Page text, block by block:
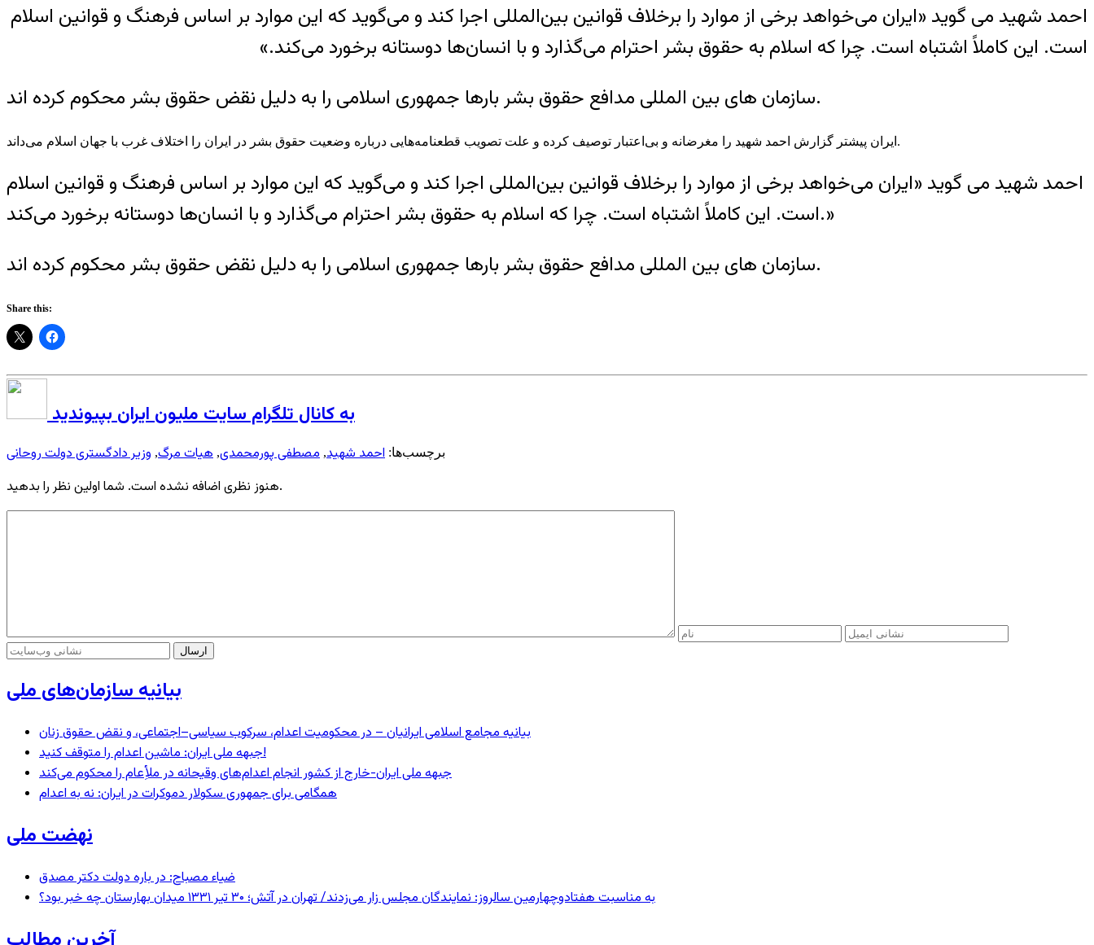
احمد شهید می گوید «ایران می‌خواهد برخی از موارد را برخلاف قوانین بین‌المللی اجرا کند و می‌گوید که این موارد بر اساس فرهنگ و قوانین اسلام
است. این کاملاً اشتباه است. چرا که اسلام به حقوق بشر احترام می‌گذارد و با انسان‌ها دوستانه برخورد می‌کند.»
سازمان های بین المللی مدافع حقوق بشر بارها جمهوری اسلامی را به دلیل نقض حقوق بشر محکوم کرده اند.
ایران پیشتر گزارش احمد شهید را مغرضانه و بی‌اعتبار توصیف کرده و علت تصویب قطعنامه‌هایی درباره وضعیت حقوق بشر در ایران را اختلاف غرب با جهان اسلام می‌داند.
احمد شهید می گوید «ایران می‌خواهد برخی از موارد را برخلاف قوانین بین‌المللی اجرا کند و می‌گوید که این موارد بر اساس فرهنگ و قوانین اسلام
است. این کاملاً اشتباه است. چرا که اسلام به حقوق بشر احترام می‌گذارد و با انسان‌ها دوستانه برخورد می‌کند.»
سازمان های بین المللی مدافع حقوق بشر بارها جمهوری اسلامی را به دلیل نقض حقوق بشر محکوم کرده اند.
Share this:
به کانال تلگرام سایت ملیون ایران بپیوندید
برچسب‌ها: احمد شهید, مصطفی پورمحمدی, هیات مرگ, وزیر دادگستری دولت روحانی
هنوز نظری اضافه نشده است. شما اولین نظر را بدهید.
بیانیه سازمان‌های ملی
بیانیه مجامع اسلامی ایرانیان – در محکومیت اعدام، سرکوب سیاسی–اجتماعی، و نقض حقوق زنان
جبهه ملی ایران: ماشین اعدام را متوقف کنید!
جبهه ملی ایران-خارج از کشور انجام اعدام‌های وقیحانه در ملأِعام را محکوم می‌کند
همگامی برای جمهوری سکولار دموکرات در ایران: نه به اعدام
نهضت ملی
ضیاء مصباح: در باره دولت دکتر مصدق
به مناسبت هفتادوچهارمین سالروز: نمایندگان مجلس زار می‌زدند/ تهران در آتش؛ ۳۰ تیر ۱۳۳۱ میدان بهارستان چه خبر بود؟